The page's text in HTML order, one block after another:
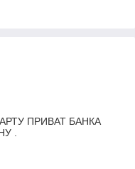
ПРИВАТ БАНКА
.